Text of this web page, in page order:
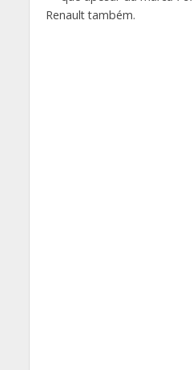
Renault também.